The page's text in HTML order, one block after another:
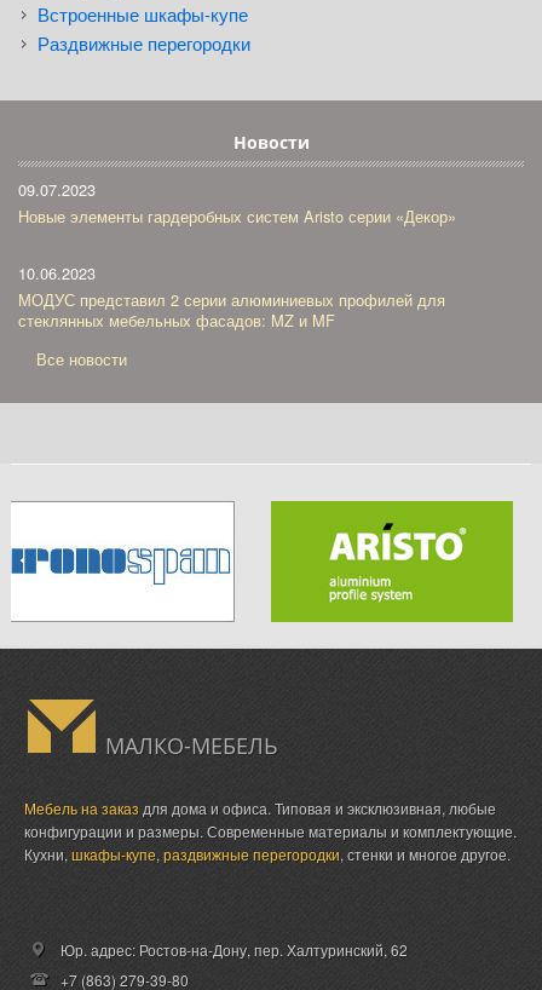
Встроенные шкафы-купе
Раздвижные перегородки
Новости
09.07.2023
Новые элементы гардеробных систем Aristo серии «Декор»
10.06.2023
МОДУС представил 2 серии алюминиевых профилей для
стеклянных мебельных фасадов: MZ и MF
Все новости
МАЛКО-МЕБЕЛЬ
Мебель на заказ для дома и офиса. Типовая и эксклюзивная, любые
конфигурации и размеры. Современные материалы и комплектующие.
Кухни, шкафы-купе, раздвижные перегородки, стенки и многое другое.
Юр. адрес: Ростов-на-Дону, пер. Халтуринский, 62
+7 (863) 279-39-80